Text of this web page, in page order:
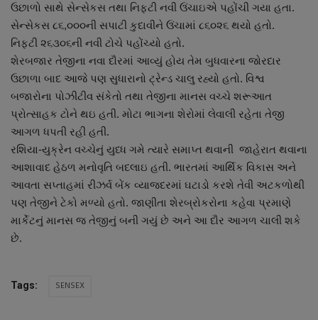
Support US
બજારના સમાચાર
નાણાંકીય સમાચાર
સ્થાનિક સમાચાર
સ્પોર્ટ્સ
રાશિફળ
ગુનાખોરી
ઉછાળો સાથે સેન્સેકસ તથા નિફટી નવી ઉંચાઇએ પહોંચી ગયા હતા.
સેન્સેકસ ૮૬,૦૦૦ની સપાટી કુદાવીને ઉંચામાં ૮૬૦૨૬ થયો હતો.
નિફટી ૨૬૩૦૬ની નવી ટોચે પહોંચ્યો હતો.
શેરબજાર તેજીના નવા દૌરમાં આવ્યું હોય તેમ બુધવારના જોરદાર
ઉછાળા બાદ આજે પણ સુધારાનો ટ્રેન્ડ ચાલુ રહ્યો હતો. વિશ્વ
બજારોના પોઝીટીવ સંકેતો તથા તેજીના માનસ વચ્ચે શરૂઆત
પ્રોત્સાહક ટોને થઇ હતી. મોટા ભાગના શેરોમાં લેવાલી રહેતા તેજી
આગળ ધપતી રહી હતી.
રશિયા-યુક્રેન વચ્ચેનું યુધ્ધ ગમે ત્યારે સમાપ્ત થવાની જાહેરાત થવાના
આશાવાદ હેઠળ મનોવૃતિ બદલાઇ હતી. ભારતમાં આર્થિક વિકાસ અને
આવતા સપ્તાહમાં રીઝર્વ બેંક વ્યાજદરમાં ઘટાડો કરશે તેવી અટકળોથી
પણ તેજીને ટેકો મળ્યો હતો. જાણીતા શેરબ્રોકરોના કહેવા પ્રમાણે
માર્કેટનું માનસ જ તેજીનું બની ગયું છે અને આ દૌર આગળ ચાલી શકે
છે.
Tags: SENSEX